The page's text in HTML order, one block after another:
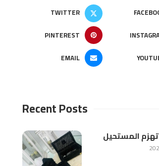
TWITTER
PINTEREST
EMAIL
Recent Posts
المستحيل